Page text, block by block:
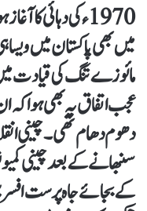
1970ء کی دہائی
میں بھی پاکستان میں
مائوزے تنگ کی قیادت
عجب اتفاق یہ بھی ہوا کہ
دھوم دھام تھی۔ چینی
سنبھانے کے بعد چینی
کے بجائے جاہ پرست افسر